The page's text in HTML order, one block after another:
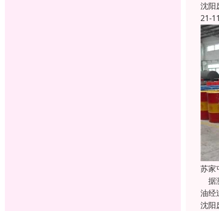
沈阳
21-
苏家
据
油经
沈阳